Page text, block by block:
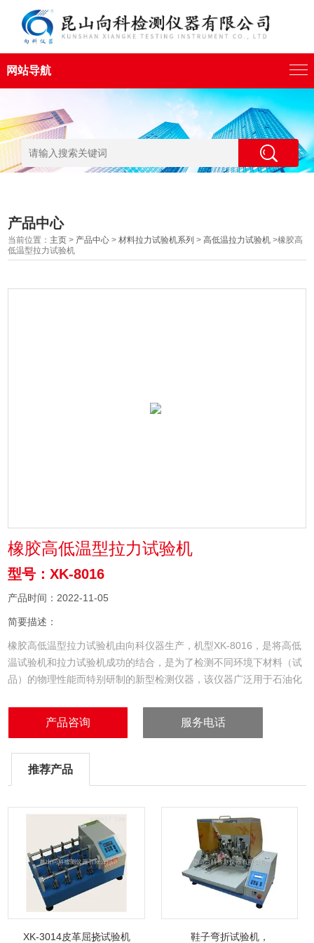
网站导航
产品中心
当前位置： 主页 > 产品中心 >材料拉力试验机系列 >高低温拉力试验机 >橡胶高
低温型拉力试验机
橡胶高低温型拉力试验机
型号：XK-8016
产品时间：2022-11-05
简要描述：
橡胶高低温型拉力试验机由向科仪器生产，机型XK-8016，是将高低
温试验机和拉力试验机成功的结合，是为了检测不同环境下材料（试
品）的物理性能而特别研制的新型检测仪器，该仪器广泛用于石油化
剪刀等性能。
产品咨询 服务电话
推荐产品
XK-3014皮革屈挠试验机 鞋子弯折试验机，